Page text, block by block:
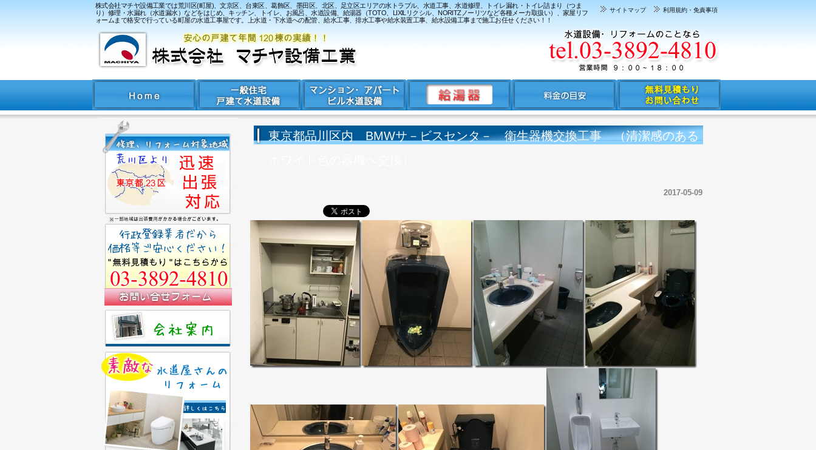
株式会社マチヤ設備工業では荒川区(町屋)、文京区、台東区、葛飾区、墨田区、北区、足立区エリアの水トラブル、水道工事、水道修理、トイレ漏れ・トイレ詰まり（つま
り）修理・水漏れ（水道漏水）などをはじめ、キッチン、トイレ、お風呂、水道設備、給湯器（TOTO、LIXILリクシル、NORITZノーリツなど各種メーカ取扱い）、家屋リフ
ォームまで格安で行っている町屋の水道工事屋です。上水道・下水道への配管、給水工事、排水工事や給水装置工事、給水設備工事まで施工お任せください！！
利用規約・免責事項
サイトマップ
東京都品川区内 BMWサ－ビスセンタ－ 衛生器機交換工事 （清潔感のある
2017-05-09